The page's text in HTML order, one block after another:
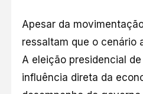
Apesar da
ressaltam que o cenário
A eleição presidencial
influência direta da